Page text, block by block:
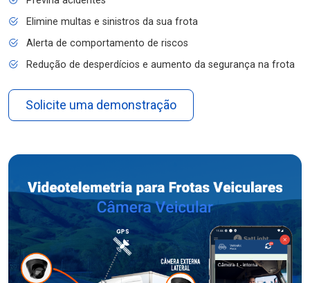
Elimine multas e sinistros da sua frota
Alerta de comportamento de riscos
Redução de desperdícios e aumento da segurança na frota
Solicite uma demonstração